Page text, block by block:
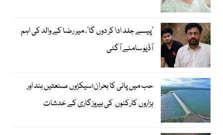
’پیسے جلد ادا کر دوں گا‘، میر رضا کے والد کی اہم
آڈیو سامنے آگئی
حب میں پانی کا بحران؛سیکڑوں صنعتیں بند اور
ہزاروں کارکنوں کی بیروزگاری کے خدشات